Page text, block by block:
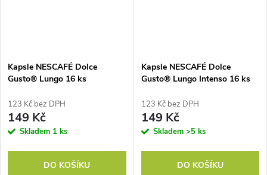
Kapsle NESCAFÉ Dolce
Gusto® Lungo 16 ks
123 Kč bez DPH
149 Kč
Skladem 1 ks
DO KOŠÍKU
Kapsle NESCAFÉ Dolce
Gusto® Lungo Intenso 16 ks
123 Kč bez DPH
149 Kč
Skladem >5 ks
DO KOŠÍKU